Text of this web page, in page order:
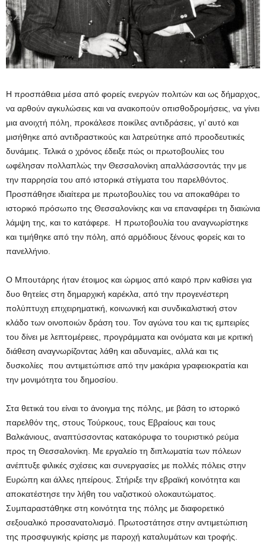
Η προσπάθεια μέσα από φορείς ενεργών πολιτών και ως δήμαρχος,
να αρθούν αγκυλώσεις και να ανακοπούν οπισθοδρομήσεις, να γίνει
μια ανοιχτή πόλη, προκάλεσε ποικίλες αντιδράσεις, γι’ αυτό και
μισήθηκε από αντιδραστικούς και λατρεύτηκε από προοδευτικές
δυνάμεις. Τελικά ο χρόνος έδειξε πώς οι πρωτοβουλίες του
ωφέλησαν πολλαπλώς την Θεσσαλονίκη απαλλάσσοντάς την με
την παρρησία του από ιστορικά στίγματα του παρελθόντος.
Προσπάθησε ιδιαίτερα με πρωτοβουλίες του να αποκαθάρει το
ιστορικό πρόσωπο της Θεσσαλονίκης και να επαναφέρει τη διαιώνια
λάμψη της, και το κατάφερε. Η πρωτοβουλία του αναγνωρίστηκε
και τιμήθηκε από την πόλη, από αρμόδιους ξένους φορείς και το
πανελλήνιο.
Ο Μπουτάρης ήταν έτοιμος και ώριμος από καιρό πριν καθίσει για
δυο θητείες στη δημαρχική καρέκλα, από την προγενέστερη
πολύπτυχη επιχειρηματική, κοινωνική και συνδικαλιστική στον
κλάδο των οινοποιών δράση του. Τον αγώνα του και τις εμπειρίες
του δίνει με λεπτομέρειες, προγράμματα και ονόματα και με κριτική
διάθεση αναγνωρίζοντας λάθη και αδυναμίες, αλλά και τις
δυσκολίες που αντιμετώπισε από την μακάρια γραφειοκρατία και
την μονιμότητα του δημοσίου.
Στα θετικά του είναι το άνοιγμα της πόλης, με βάση το ιστορικό
παρελθόν της, στους Τούρκους, τους Εβραίους και τους
Βαλκάνιους, αναπτύσσοντας κατακόρυφα το τουριστικό ρεύμα
προς τη Θεσσαλονίκη. Με εργαλείο τη διπλωματία των πόλεων
ανέπτυξε φιλικές σχέσεις και συνεργασίες με πολλές πόλεις στην
Ευρώπη και άλλες ηπείρους. Στήριξε την εβραϊκή κοινότητα και
αποκατέστησε την λήθη του ναζιστικού ολοκαυτώματος.
Συμπαραστάθηκε στη κοινότητα της πόλης με διαφορετικό
σεξουαλικό προσανατολισμό. Πρωτοστάτησε στην αντιμετώπιση
της προσφυγικής κρίσης με παροχή καταλυμάτων και τροφής.